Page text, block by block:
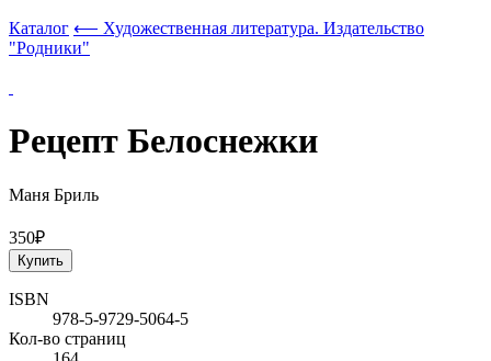
Каталог ⟵ Художественная литература. Издательство
"Родники"
Рецепт Белоснежки
Маня Бриль
350₽
Купить
ISBN
978-5-9729-5064-5
Кол-во страниц